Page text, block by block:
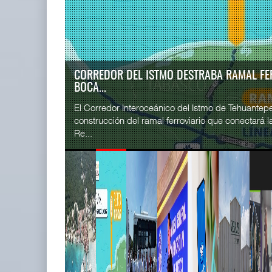
CORREDOR JALISCO-NAYARIT RENUEVA
EUR...
El corredor metropolitano que conecta Jalisco y
su sistema de transporte público con la
Cruceros crecen en Caribe
mientras bajan ferr ...
04 AGO 2026
Corredor del Istmo destraba ramal
ferroviario ...
04 AGO 2026
READ MORE
SSA
Esperanz
06 JUL
READ MORE
CICE
...
02 JUL
READ MORE
SSA
...
29 JUN
READ MORE